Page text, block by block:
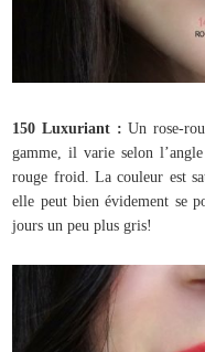
150 Luxuriant :Un rose-
gamme, il varie selon
rouge froid. La couleur est
elle peut bien évidement se
jours un peu plus gris!